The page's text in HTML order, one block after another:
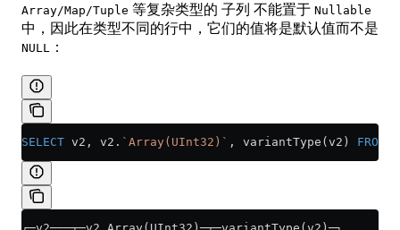
Array/Map/Tuple 等复杂类型的 子列 不能置于 Nullable
中，因此在类型不同的行中，它们的值将是默认值而不是
NULL ：
SELECT v2, v2. `Array(UInt32)` , variantType(v2) FROM